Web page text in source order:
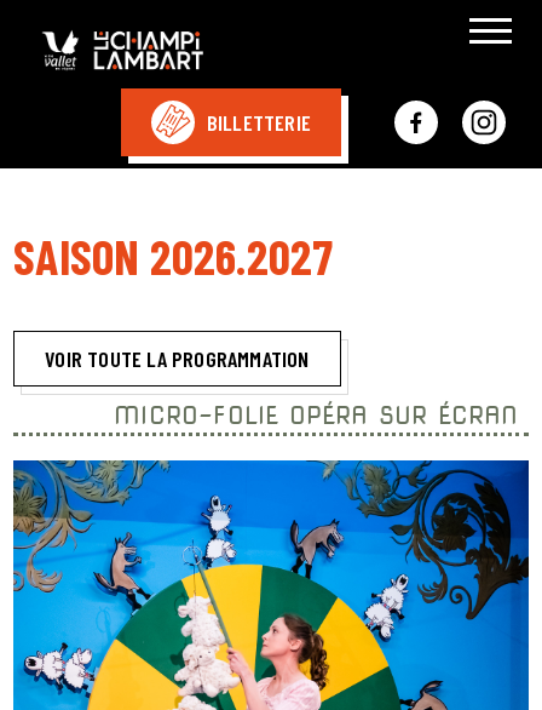
BILLETTERIE
SAISON 2026.2027
VOIR TOUTE LA PROGRAMMATION
MICRO-FOLIE OPÉRA SUR ÉCRAN